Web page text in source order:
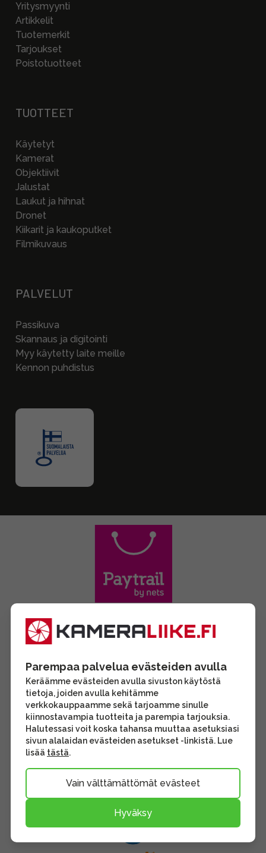
Yritysmyynti
Artikkelit
Tuotemerkit
Tarjoukset
Poistotuotteet
TUOTTEET
Käytetyt
Kamerat
Objektiivit
Jalustat
Laukut ja hihnat
Dronet
Kiikarit ja kaukoputket
Filmikuvaus
PALVELUT
Passikuva
Skannaus ja digitointi
Myy käytetty laite meille
Kennon puhdistus
Parempaa palvelua evästeiden avulla
Keräämme evästeiden avulla sivuston käytöstä
tietoja, joiden avulla kehitämme
verkkokauppaamme sekä tarjoamme sinulle
kiinnostavampia tuotteita ja parempia tarjouksia.
Halutessasi voit koska tahansa muuttaa asetuksiasi
sivun alalaidan evästeiden asetukset -linkistä. Lue
lisää tästä.
Vain välttämättömät evästeet
Hyväksy